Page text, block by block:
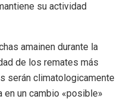
su actividad
amainen durante la
de los remates más
serán climatologicamente
un cambio «posible»